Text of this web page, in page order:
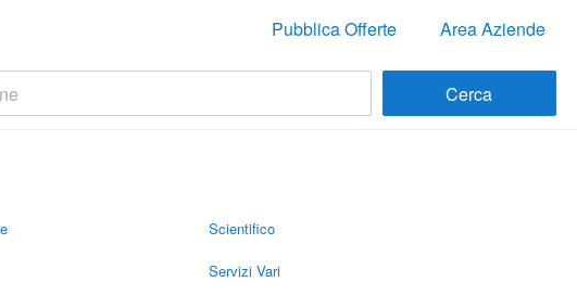
Pubblica Offerte Area Aziende
Scientifico
Servizi Vari